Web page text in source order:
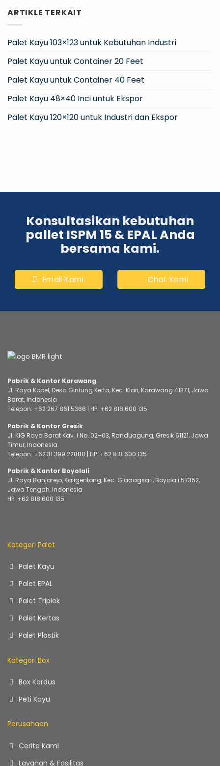
ARTIKLE TERKAIT
Palet Kayu 103×123 untuk Kebutuhan Industri
Palet Kayu untuk Container 20 Feet
Palet Kayu untuk Container 40 Feet
Palet Kayu 48×40 Inci untuk Ekspor
Palet Kayu 120×120 untuk Industri dan Ekspor
Konsultasikan kebutuhan
pallet ISPM 15 & EPAL Anda
bersama kami.
Email Kami Chat Kami
Pabrik & Kantor Karawang
Jl. Raya Kopel, Desa Gintung Kerta, Kec. Klari, Karawang 41371, Jawa
Barat, Indonesia
Telepon: +62 267 861 5366 | HP: +62 818 600 135
Pabrik & Kantor Gresik
Jl. KIG Raya Barat Kav. I No. 02–03, Randuagung, Gresik 61121, Jawa
Timur, Indonesia
Telepon: +62 31 399 22888 | HP: +62 818 600 135
Pabrik & Kantor Boyolali
Jl. Raya Banjarejo, Kaligentong, Kec. Gladagsari, Boyolali 57352,
Jawa Tengah, Indonesia
HP: +62 818 600 135
Kategori Palet
Palet Kayu
Palet EPAL
Palet Triplek
Palet Kertas
Palet Plastik
Kategori Box
Box Kardus
Peti Kayu
Perusahaan
Cerita Kami
Layanan & Fasilitas